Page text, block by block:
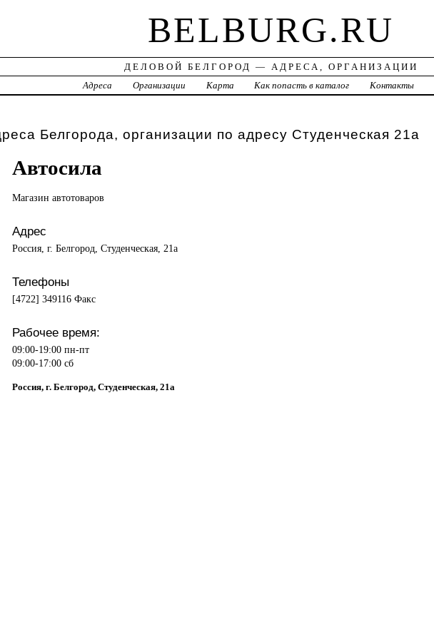
BELBURG.RU
ДЕЛОВОЙ БЕЛГОРОД — АДРЕСА, ОРГАНИЗАЦИИ
Адреса
Организации Карта Как попасть в каталог Контакты
Белгорода, организации по адресу Студенческая 21а
Автосила
Магазин автотоваров
Адрес
Россия, г. Белгород, Студенческая, 21а
Телефоны
[4722] 349116 Факс
Рабочее время:
09:00-19:00 пн-пт
09:00-17:00 сб
Россия, г. Белгород, Студенческая, 21а